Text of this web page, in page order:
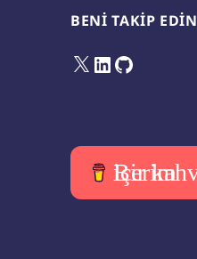
BENI TAKIP EDIN
X LinkedIn
GitHub
Bir kahvenizi içerim